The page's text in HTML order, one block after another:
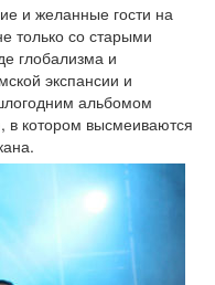
и желанные гости на
только со старыми
глобализма и
экспансии и
альбомом
котором высмеиваются